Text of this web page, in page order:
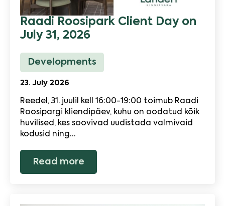
Raadi Roosipark Client Day on
July 31, 2026
23. July 2026
Developments
Reedel, 31. juulil kell 16:00-19:00 toimub Raadi
Roosipargi kliendipäev, kuhu on oodatud kõik
huvilised, kes soovivad uudistada valmivaid
kodusid ning…
Read more